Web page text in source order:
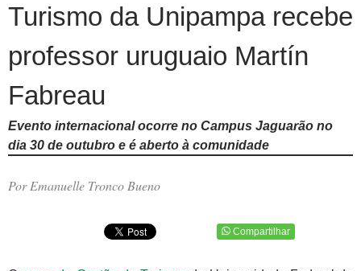
Turismo da Unipampa recebe
professor uruguaio Martín
Fabreau
Evento internacional ocorre no Campus Jaguarão no
dia 30 de outubro e é aberto à comunidade
Por Emanuelle Tronco Bueno
Compartilhar